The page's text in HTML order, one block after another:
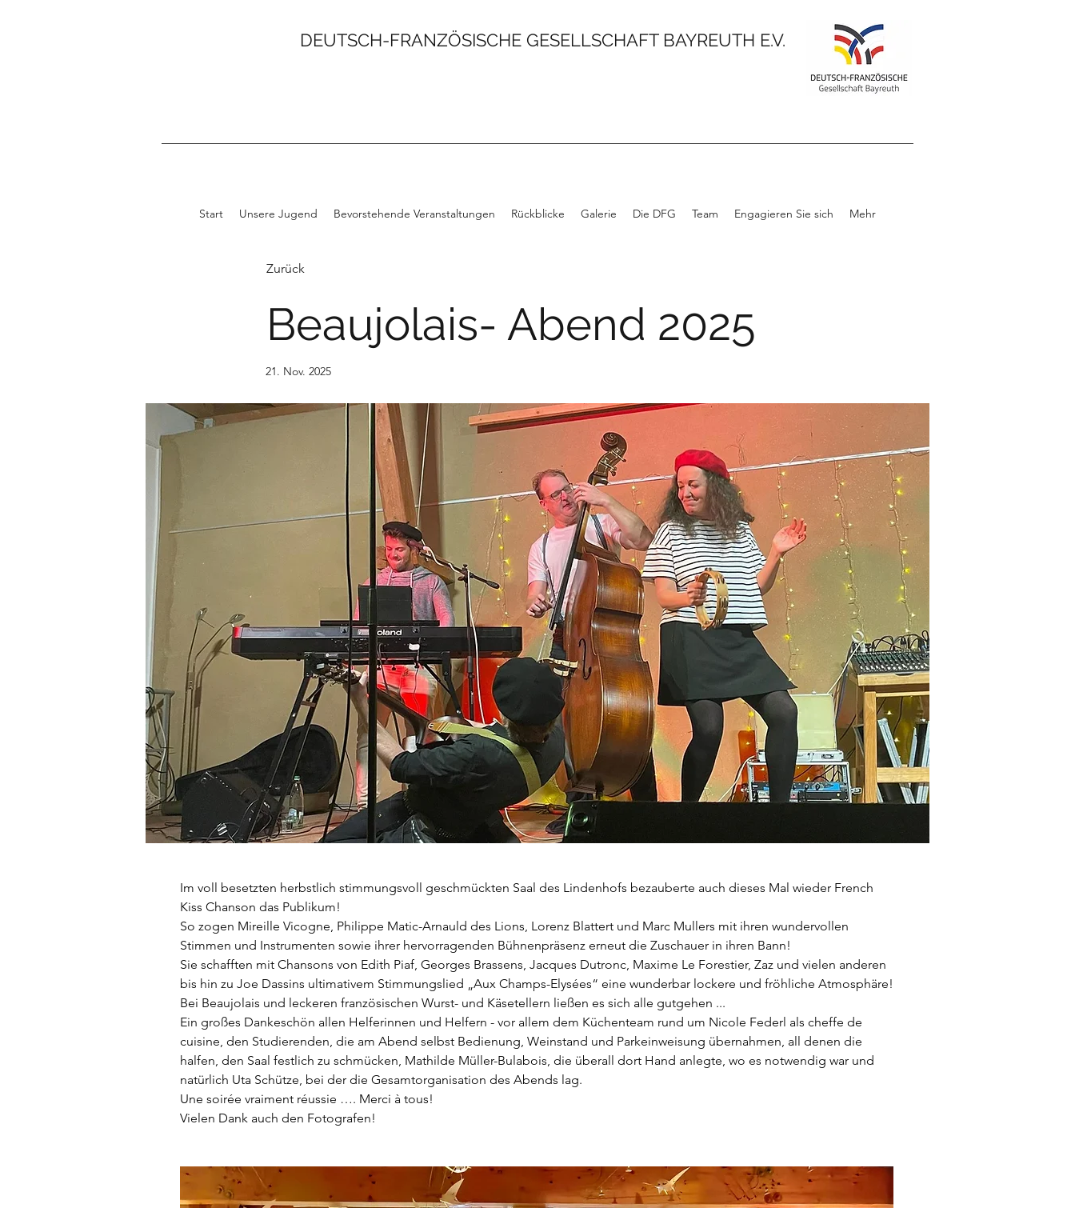
DEUTSCH-FRANZÖSISCHE GESELLSCHAFT BAYREUTH E.V.
Start Unsere Jugend Bevorstehende Veranstaltungen Rückblicke Galerie Die DFG Team Engagieren Sie sich Mehr
Zurück
Beaujolais- Abend 2025
21. Nov. 2025
Im voll besetzten herbstlich stimmungsvoll geschmückten Saal des Lindenhofs bezauberte auch dieses Mal wieder French
Kiss Chanson das Publikum!
So zogen Mireille Vicogne, Philippe Matic-Arnauld des Lions, Lorenz Blattert und Marc Mullers mit ihren wundervollen
Stimmen und Instrumenten sowie ihrer hervorragenden Bühnenpräsenz erneut die Zuschauer in ihren Bann!
Sie schafften mit Chansons von Edith Piaf, Georges Brassens, Jacques Dutronc, Maxime Le Forestier, Zaz und vielen anderen
bis hin zu Joe Dassins ultimativem Stimmungslied „Aux Champs-Elysées“ eine wunderbar lockere und fröhliche Atmosphäre!
Bei Beaujolais und leckeren französischen Wurst- und Käsetellern ließen es sich alle gutgehen ...
Ein großes Dankeschön allen Helferinnen und Helfern - vor allem dem Küchenteam rund um Nicole Federl als cheffe de
cuisine, den Studierenden, die am Abend selbst Bedienung, Weinstand und Parkeinweisung übernahmen, all denen die
halfen, den Saal festlich zu schmücken, Mathilde Müller-Bulabois, die überall dort Hand anlegte, wo es notwendig war und
natürlich Uta Schütze, bei der die Gesamtorganisation des Abends lag.
Une soirée vraiment réussie …. Merci à tous!
Vielen Dank auch den Fotografen!